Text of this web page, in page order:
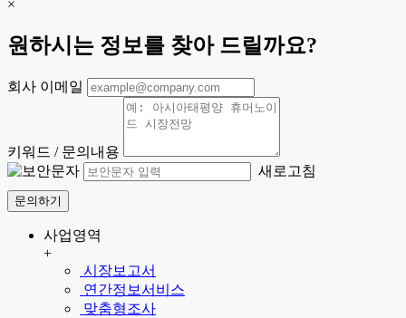
×
원하시는 정보를 찾아 드릴까요?
회사 이메일
키워드 / 문의내용
새로고침
문의하기
사업영역
+
시장보고서
연간정보서비스
맞춤형조사